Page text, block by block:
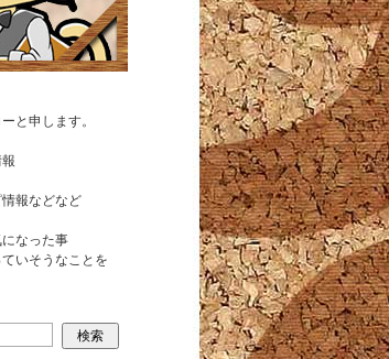
と申します。
報などなど
なった事
いそうなことを